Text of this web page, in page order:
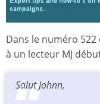
Dans le numéro 522
à un lecteur MJ
Salut Johnn,